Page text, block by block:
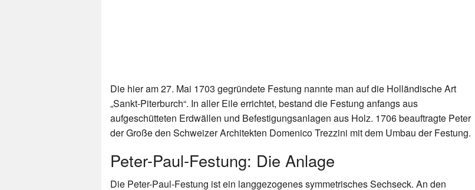
Die hier am 27. Mai 1703 gegründete Festung nannte man auf die Holländische Art
„Sankt-Piterburch“. In aller Eile errichtet, bestand die Festung anfangs aus
aufgeschütteten Erdwällen und Befestigungsanlagen aus Holz. 1706 beauftragte Peter
der Große den Schweizer Architekten Domenico Trezzini mit dem Umbau der Festung.
Peter-Paul-Festung: Die Anlage
Die Peter-Paul-Festung ist ein langgezogenes symmetrisches Sechseck. An den